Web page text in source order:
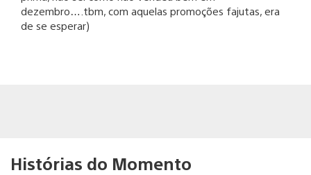
dezembro….tbm, com aquelas promoções fajutas, era
de se esperar)
Histórias do Momento